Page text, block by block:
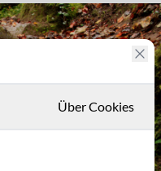
Über Cookies